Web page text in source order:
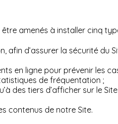
amenés à installer cinq
afin d’assurer la sécurité du
en ligne pour prévenir les
de fréquentation ;
des tiers d’afficher sur le
contenus de notre Site.